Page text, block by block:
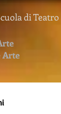
di Teatro
Arte